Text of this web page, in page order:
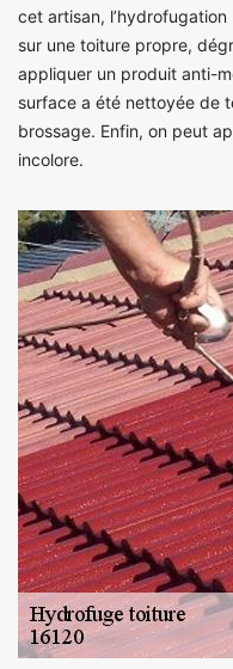
cet artisan,
sur une toiture propre,
appliquer un produit anti-
surface a été nettoyée de
brossage. Enfin, on peut
incolore.